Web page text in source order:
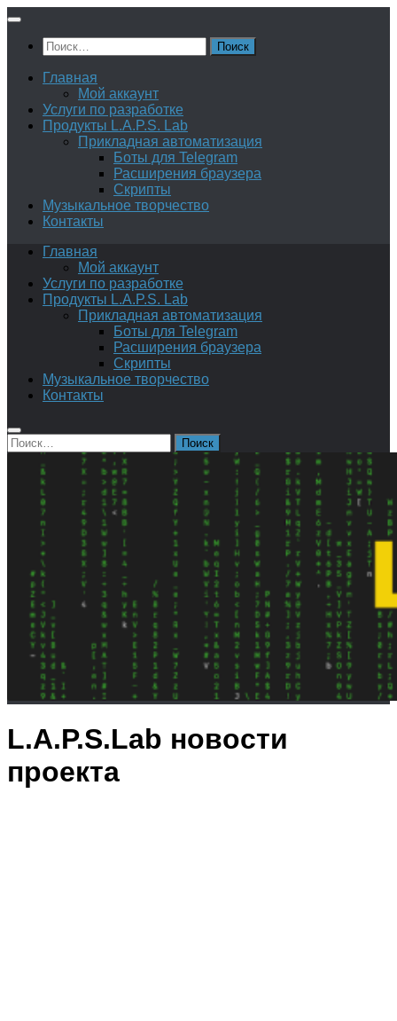
Перейти
содержимому
Найти:
Главная
Мой аккаунт
Услуги по разработке
Продукты L.A.P.S. Lab
Прикладная автоматизация
Боты для Telegram
Расширения браузера
Скрипты
Музыкальное творчество
Контакты
Главная
Мой аккаунт
Услуги по разработке
Продукты L.A.P.S. Lab
Прикладная автоматизация
Боты для Telegram
Расширения браузера
Скрипты
Музыкальное творчество
Контакты
Найти:
L.A.P.S.Lab новости
проекта